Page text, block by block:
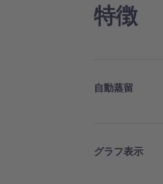
特徴
自動蒸留
グラフ表示